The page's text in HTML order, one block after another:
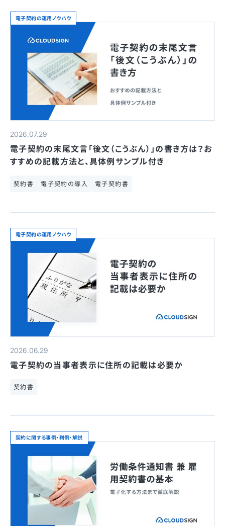
電子契約の運用ノウハウ
2026.07.29
電子契約の末尾文言「後文（こうぶん）」の書き方は？お
すすめの記載方法と、具体例サンプル付き
契約書 電子契約の導入 電子契約書
電子契約の運用ノウハウ
2026.06.29
電子契約の当事者表示に住所の記載は必要か
契約書
契約に関する事例・判例・解説